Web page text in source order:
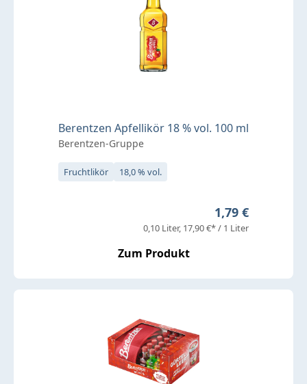
Berentzen Apfellikör 18 % vol. 100 ml
Berentzen-Gruppe
Fruchtlikör 18,0 % vol.
Regulärer Preis:
1,79 €
0,10 Liter 17,90 €* / 1 Liter
Zum Produkt